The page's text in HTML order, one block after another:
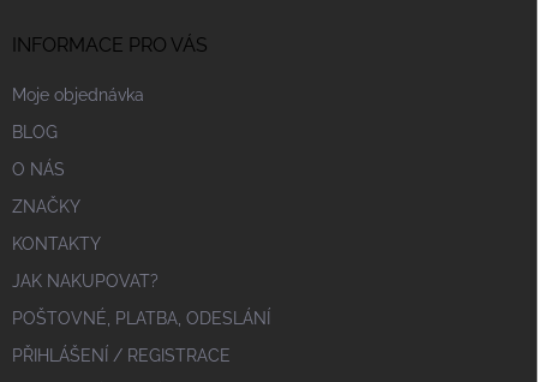
INFORMACE PRO VÁS
Moje objednávka
BLOG
O NÁS
ZNAČKY
KONTAKTY
JAK NAKUPOVAT?
POŠTOVNÉ, PLATBA, ODESLÁNÍ
PŘIHLÁŠENÍ / REGISTRACE